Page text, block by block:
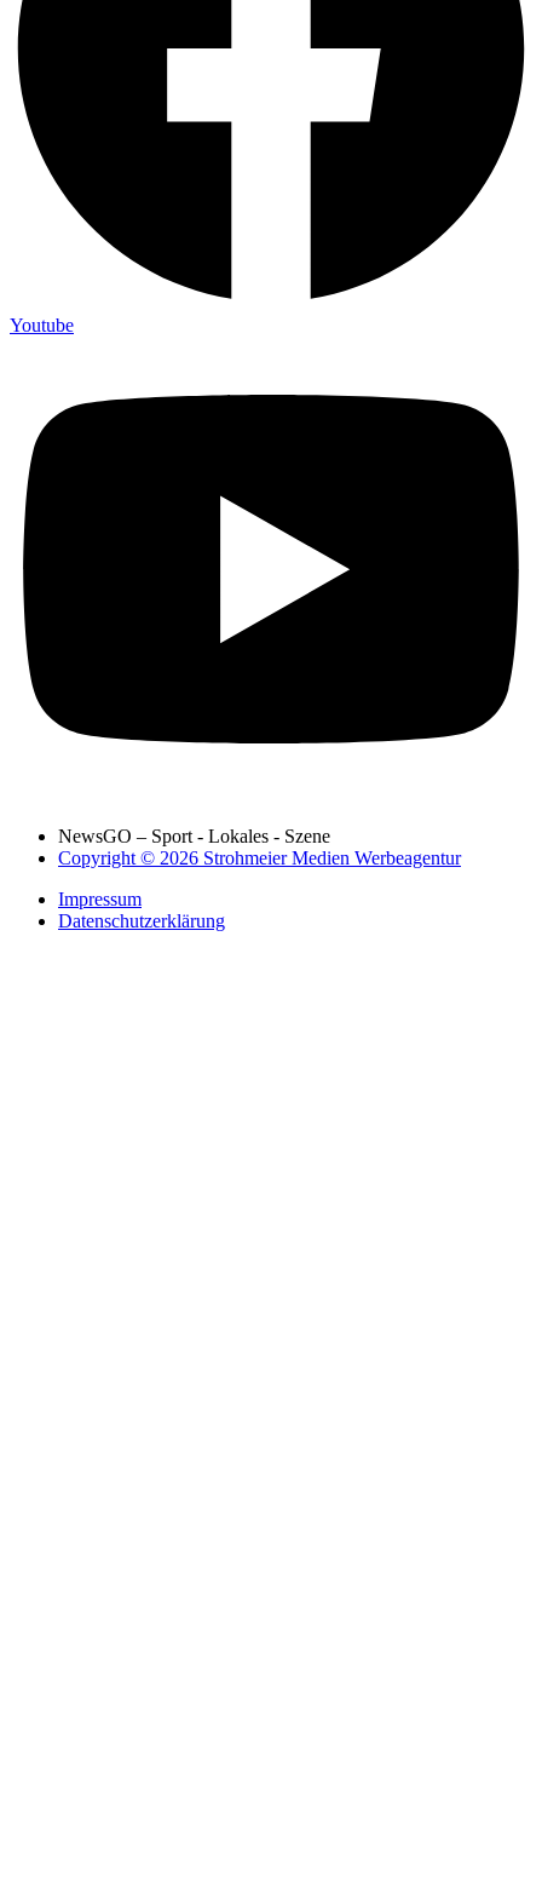
Youtube
NewsGO – Sport - Lokales - Szene
Copyright © 2026 Strohmeier Medien Werbeagentur
Impressum
Datenschutzerklärung